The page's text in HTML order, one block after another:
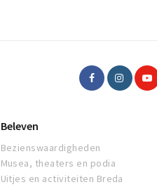
Beleven
Bezienswaardigheden
Musea, theaters en podia
Uitjes en activiteiten Breda